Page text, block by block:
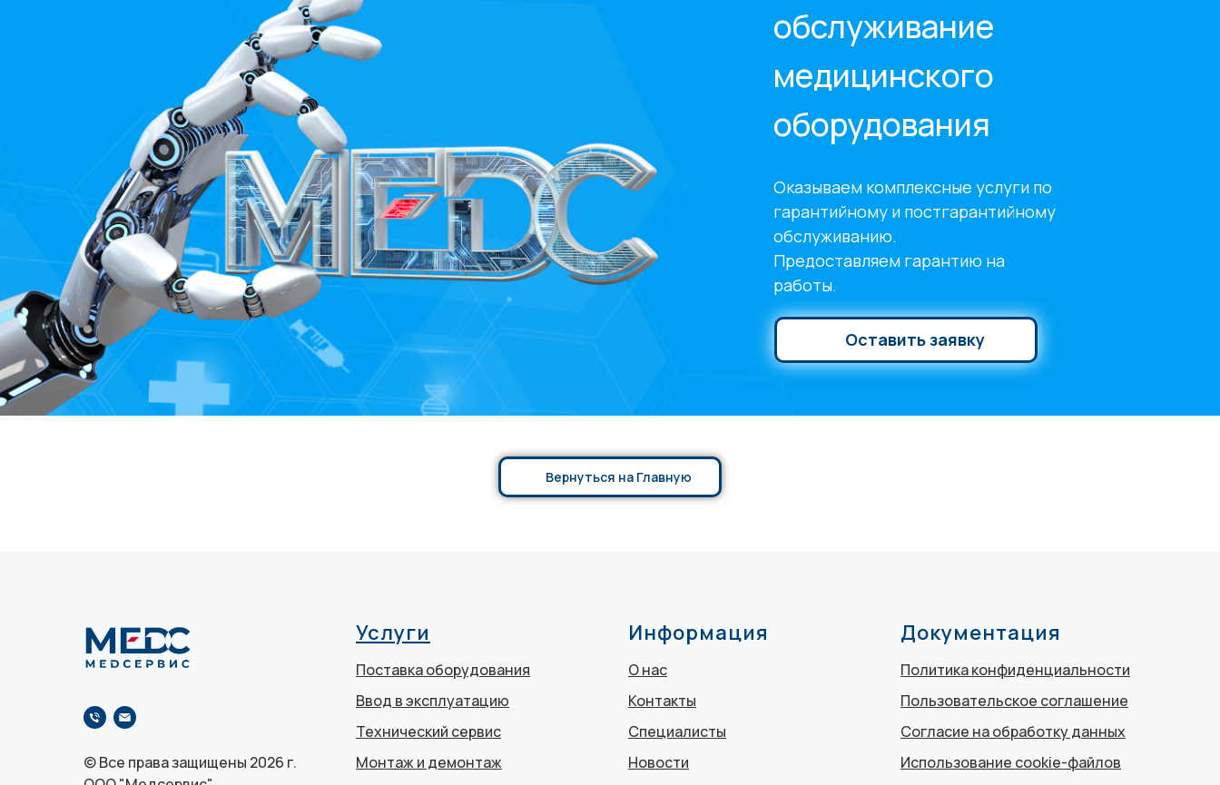
обслуживание
медицинского
оборудования
Оказываем комплексные услуги по
гарантийному и постгарантийному
обслуживанию.
Предоставляем гарантию на
работы.
Оставить заявку
Вернуться на Главную
© Все права защищены 2026 г.
Услуги
Поставка оборудования
Ввод в эксплуатацию
Технический сервис
Монтаж и демонтаж
Информация
О нас
Контакты
Специалисты
Новости
Документация
Политика конфиденциальности
Пользовательское соглашение
Согласие на обработку данных
Использование cookie-файлов